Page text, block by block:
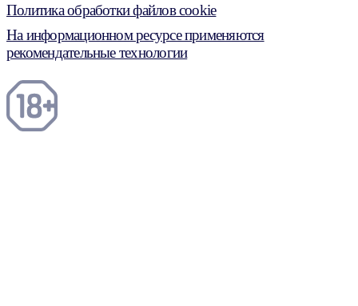
Политика обработки файлов cookie
На информационном ресурсе применяются
рекомендательные технологии